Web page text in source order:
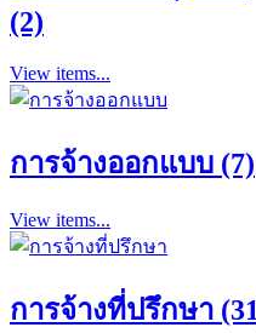
(2)
View items...
การจ้างออกแบบ (7)
View items...
การจ้างที่ปรึกษา